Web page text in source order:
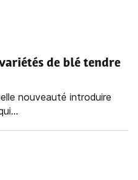
de blé tendre
nouveauté introduire